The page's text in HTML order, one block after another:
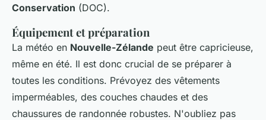
Conservation (DOC).
Équipement et préparation
La météo en Nouvelle-Zélande peut être capricieuse,
même en été. Il est donc crucial de se préparer à
toutes les conditions. Prévoyez des vêtements
imperméables, des couches chaudes et des
chaussures de randonnée robustes. N'oubliez pas